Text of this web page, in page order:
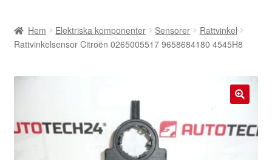
Betalningar
Kolla upp
Hem Elektriska komponenter Sensorer
Rattvinkel
Rattvinkelsensor Citroën 0265005517 9658684180 4545H8